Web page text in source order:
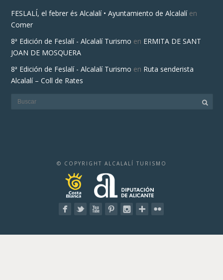
FESLALÍ, el febrer és Alcalalí • Ayuntamiento de Alcalalíen
Comer
8ª Edición de Feslalí - Alcalalí Turismo en ERMITA DE SANT
JOAN DE MOSQUERA
8ª Edición de Feslalí - Alcalalí Turismo en Ruta senderista
Alcalalí – Coll de Rates
© COPYRIGHT ALCALALÍ TURISMO